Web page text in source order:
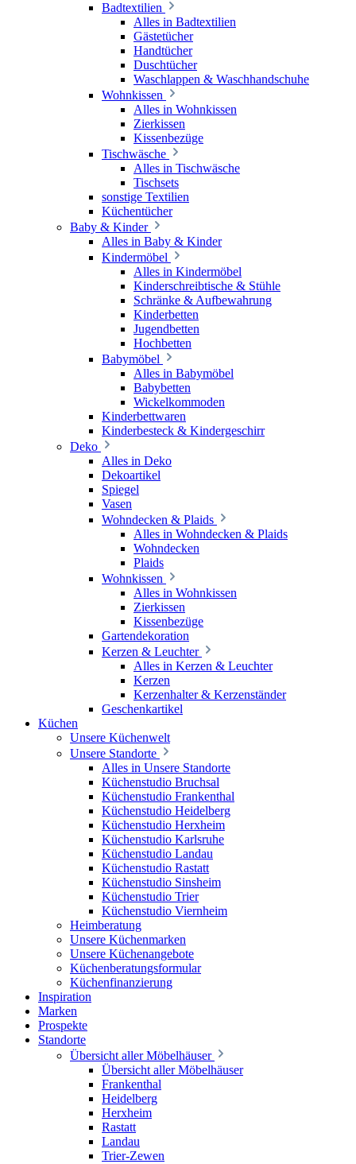
Badtextilien
Alles in Badtextilien
Gästetücher
Handtücher
Duschtücher
Waschlappen & Waschhandschuhe
Wohnkissen
Alles in Wohnkissen
Zierkissen
Kissenbezüge
Tischwäsche
Alles in Tischwäsche
Tischsets
sonstige Textilien
Küchentücher
Baby & Kinder
Alles in Baby & Kinder
Kindermöbel
Alles in Kindermöbel
Kinderschreibtische & Stühle
Schränke & Aufbewahrung
Kinderbetten
Jugendbetten
Hochbetten
Babymöbel
Alles in Babymöbel
Babybetten
Wickelkommoden
Kinderbettwaren
Kinderbesteck & Kindergeschirr
Deko
Alles in Deko
Dekoartikel
Spiegel
Vasen
Wohndecken & Plaids
Alles in Wohndecken & Plaids
Wohndecken
Plaids
Wohnkissen
Alles in Wohnkissen
Zierkissen
Kissenbezüge
Gartendekoration
Kerzen & Leuchter
Alles in Kerzen & Leuchter
Kerzen
Kerzenhalter & Kerzenständer
Geschenkartikel
Küchen
Unsere Küchenwelt
Unsere Standorte
Alles in Unsere Standorte
Küchenstudio Bruchsal
Küchenstudio Frankenthal
Küchenstudio Heidelberg
Küchenstudio Herxheim
Küchenstudio Karlsruhe
Küchenstudio Landau
Küchenstudio Rastatt
Küchenstudio Sinsheim
Küchenstudio Trier
Küchenstudio Viernheim
Heimberatung
Unsere Küchenmarken
Unsere Küchenangebote
Küchenberatungsformular
Küchenfinanzierung
Inspiration
Marken
Prospekte
Standorte
Übersicht aller Möbelhäuser
Übersicht aller Möbelhäuser
Frankenthal
Heidelberg
Herxheim
Rastatt
Landau
Trier-Zewen